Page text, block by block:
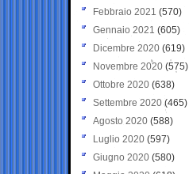
Febbraio 2021 (570)
Gennaio 2021 (605)
Dicembre 2020 (619)
Novembre 2020 (575)
Ottobre 2020 (638)
Settembre 2020(465)
Agosto 2020 (588)
Luglio 2020 (597)
Giugno 2020 (580)